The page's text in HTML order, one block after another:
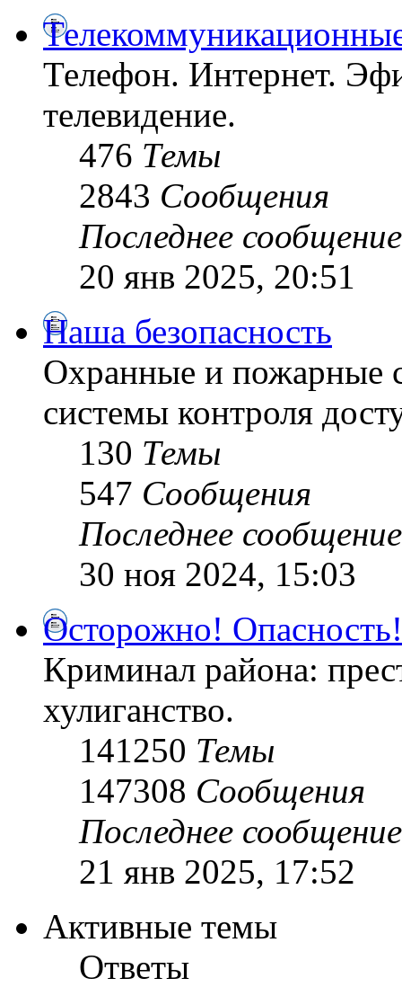
Телефон. Интернет.
телевидение.
476 Темы
2843 Сообщения
Последнее сообщение
20 янв 2025, 20:51
Наша безопасность
Охранные и пожарные
системы контроля
130 Темы
547 Сообщения
Последнее сообщение
30 ноя 2024, 15:03
Осторожно! Опасность!
Криминал района:
хулиганство.
141250 Темы
147308 Сообщения
Последнее сообщение
21 янв 2025, 17:52
Активные темы
Ответы